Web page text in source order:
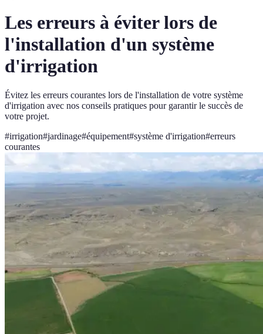
Les erreurs à éviter lors de
l'installation d'un système
d'irrigation
Évitez les erreurs courantes lors de l'installation de votre système
d'irrigation avec nos conseils pratiques pour garantir le succès de
votre projet.
#irrigation#jardinage#équipement#système d'irrigation#erreurs
courantes